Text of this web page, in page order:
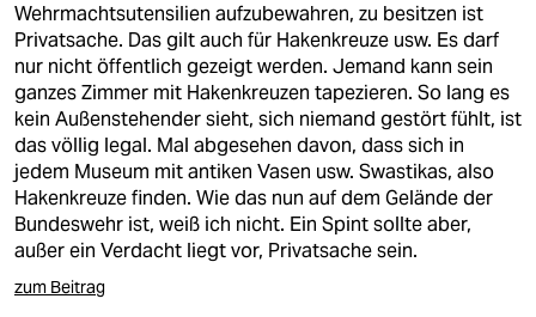
berlin
nord
wahrheit
verlag
verlag
veranstaltungen
Wehrmachtsutensilien aufzubewahren, zu besitzen ist
Privatsache. Das gilt auch für Hakenkreuze usw. Es darf
nur nicht öffentlich gezeigt werden. Jemand kann sein
ganzes Zimmer mit Hakenkreuzen tapezieren. So lang es
kein Außenstehender sieht, sich niemand gestört fühlt, ist
das völlig legal. Mal abgesehen davon, dass sich in
jedem Museum mit antiken Vasen usw. Swastikas, also
Hakenkreuze finden. Wie das nun auf dem Gelände der
Bundeswehr ist, weiß ich nicht. Ein Spint sollte aber,
außer ein Verdacht liegt vor, Privatsache sein.
zum Beitrag